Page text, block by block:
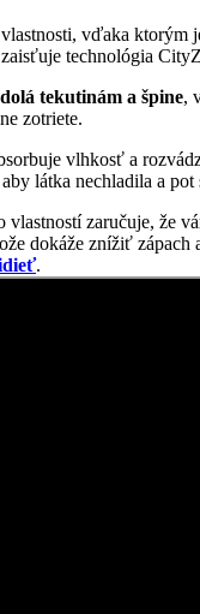
vďaka ktorým
technológia
tekutinám a špine,
zotriete.
vlhkosť a
látka nechladila a
vlastností zaručuje, že
dokáže znížiť zápach
.